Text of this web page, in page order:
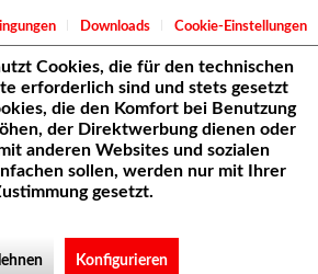
Downloads Cookie-Einstellungen
Cookies, die für den technischen
erforderlich sind und stets gesetzt
die den Komfort bei Benutzung
der Direktwerbung dienen oder
anderen Websites und sozialen
sollen, werden nur mit Ihrer
gesetzt.
Konfigurieren